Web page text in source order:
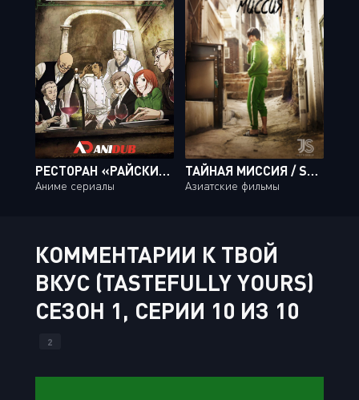
РЕСТОРАН «РАЙСКИЙ УГОЛОК» / RISTORANTE PARADISO [11 ИЗ 11]
Аниме сериалы
ТАЙНАЯ МИССИЯ / SECRETLY GREATLY
Азиатские фильмы
КОММЕНТАРИИ К ТВОЙ
ВКУС (TASTEFULLY YOURS)
СЕЗОН 1, СЕРИИ 10 ИЗ 10
2